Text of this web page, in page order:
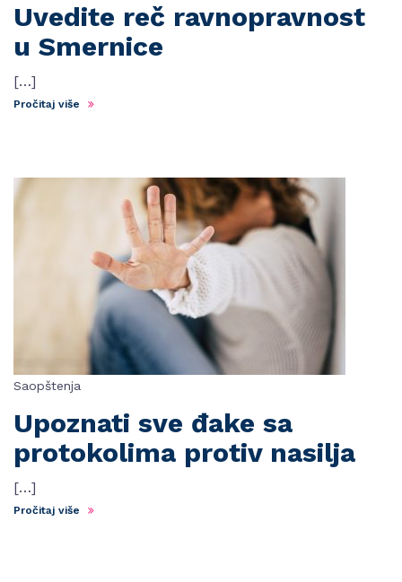
Uvedite reč ravnopravnost
u Smernice
[…]
Pročitaj više
Saopštenja
Upoznati sve đake sa
protokolima protiv nasilja
[…]
Pročitaj više